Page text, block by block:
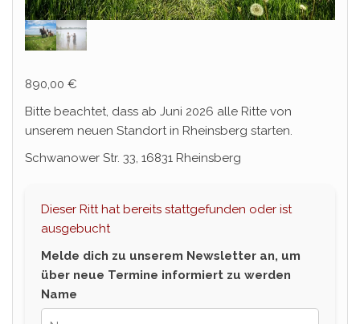
890,00 €
Bitte beachtet, dass ab Juni 2026 alle Ritte von
unserem neuen Standort in Rheinsberg starten.
Schwanower Str. 33, 16831 Rheinsberg
Dieser Ritt hat bereits stattgefunden oder ist
ausgebucht
Melde dich zu unserem Newsletter an, um
über neue Termine informiert zu werden
Name